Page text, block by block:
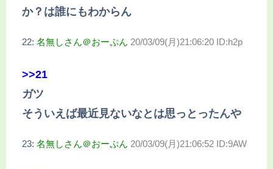
か？は誰にもわからん
22: 名無しさん＠おーぷん 20/03/09(月)21:06:20 ID:h2p
>>21
ガツ
そういえば最近見ないなとは思っとったんや
23: 名無しさん＠おーぷん 20/03/09(月)21:06:52 ID:9AW